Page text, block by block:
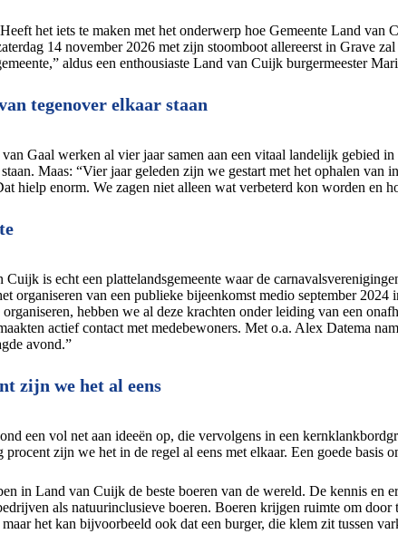
het iets te maken met het onderwerp hoe Gemeente Land
14 november 2026 met zijn stoomboot allereerst in Grave
aldus een enthousiaste Land van Cuijk burgermeester
tegenover elkaar staan
van Gaal werken al vier jaar samen aan een vitaal landelijk
Maas: “Vier jaar geleden zijn we gestart met het ophalen
hielp enorm. We zagen niet alleen wat verbeterd kon worden en
Cuijk is echt een plattelandsgemeente waar de
organiseren van een publieke bijeenkomst medio september
organiseren, hebben we al deze krachten onder leiding van een
actief contact met medebewoners. Met o.a. Alex Datema
avond.”
zijn we het al eens
een vol net aan ideeën op, die vervolgens in een
zijn we het in de regel al eens met elkaar. Een goede basis
in Land van Cuijk de beste boeren van de wereld. De kennis
als natuurinclusieve boeren. Boeren krijgen ruimte om
het kan bijvoorbeeld ook dat een burger, die klem zit tussen